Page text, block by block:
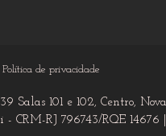
Política de privacidade
Salas 101 e 102, Centro,
CRM-RJ 796743/RQE 14676 |